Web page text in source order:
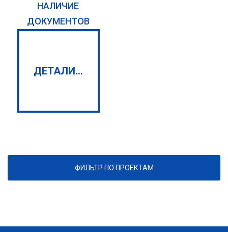
НАЛИЧИЕ
ДОКУМЕНТОВ
ДЕТАЛИ...
ФИЛЬТР ПО ПРОЕКТАМ